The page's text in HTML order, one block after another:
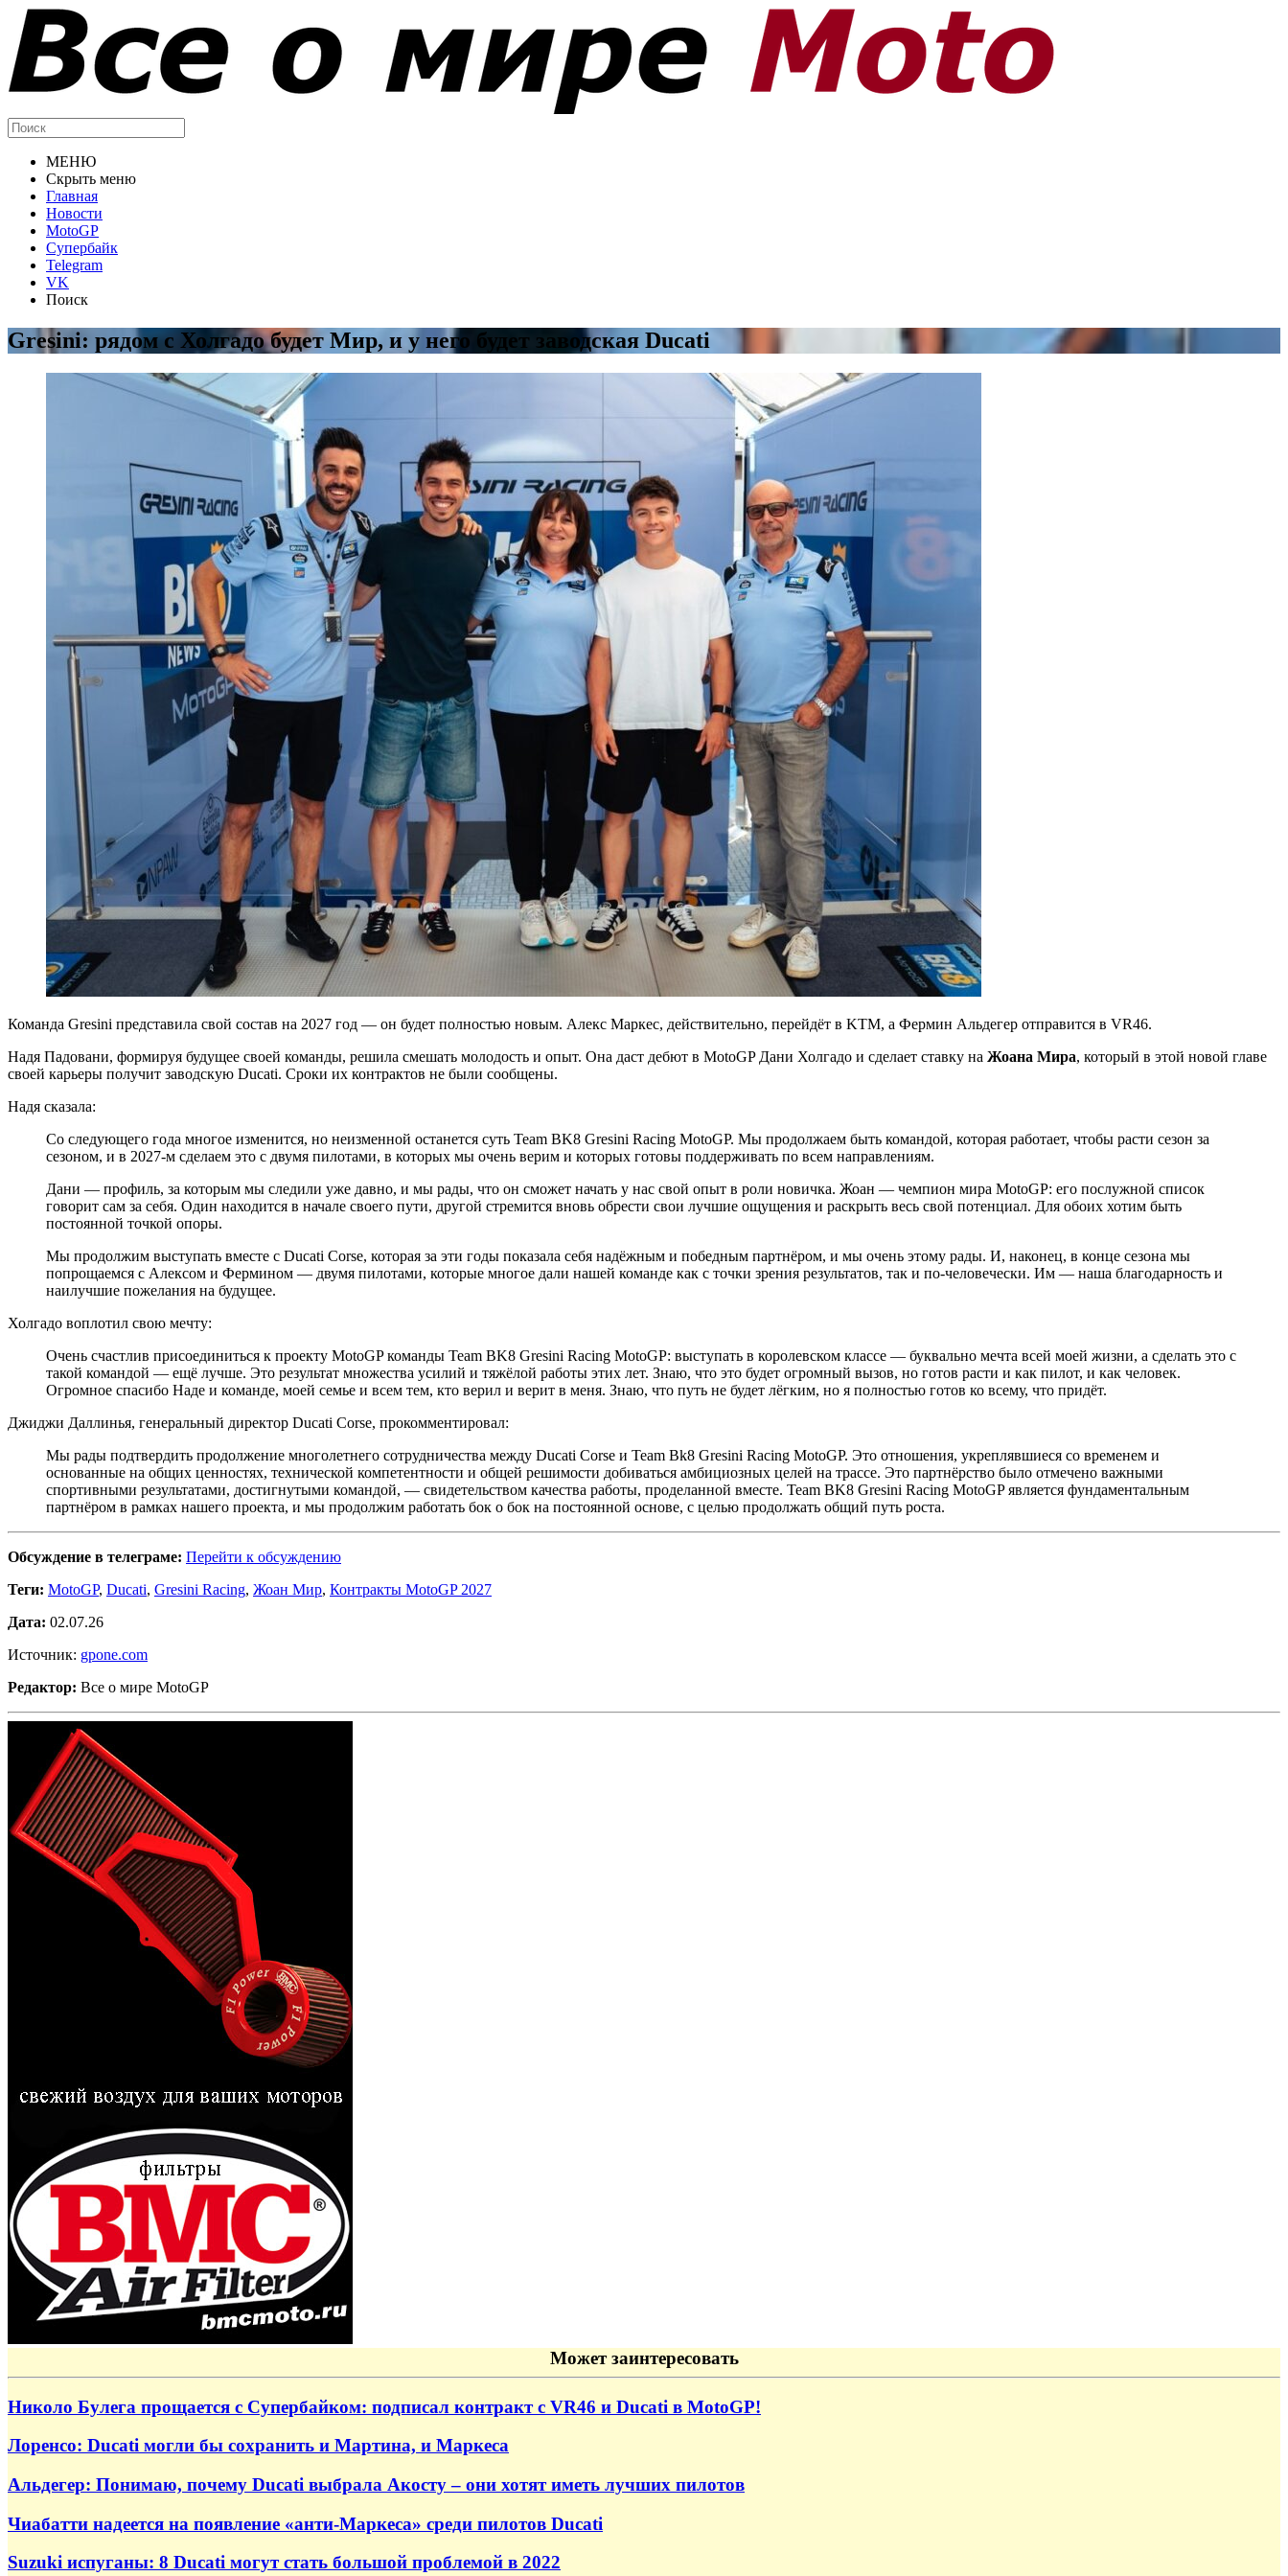
МЕНЮ
Скрыть меню
Главная
Новости
MotoGP
Супербайк
Telegram
VK
Поиск
Gresini: рядом с Холгадо будет Мир, и у него будет заводская Ducati
Команда Gresini представила свой состав на 2027 год — он будет полностью новым. Алекс Маркес, действительно, перейдёт в KTM, а Фермин Альдегер отправится в VR46.
Надя Падовани, формируя будущее своей команды, решила смешать молодость и опыт. Она даст дебют в MotoGP Дани Холгадо и сделает ставку на Жоана Мира, который в этой новой главе
своей карьеры получит заводскую Ducati. Сроки их контрактов не были сообщены.
Надя сказала:
Со следующего года многое изменится, но неизменной останется суть Team BK8 Gresini Racing MotoGP. Мы продолжаем быть командой, которая работает, чтобы расти сезон за
сезоном, и в 2027-м сделаем это с двумя пилотами, в которых мы очень верим и которых готовы поддерживать по всем направлениям.
Дани — профиль, за которым мы следили уже давно, и мы рады, что он сможет начать у нас свой опыт в роли новичка. Жоан — чемпион мира MotoGP: его послужной список
говорит сам за себя. Один находится в начале своего пути, другой стремится вновь обрести свои лучшие ощущения и раскрыть весь свой потенциал. Для обоих хотим быть
постоянной точкой опоры.
Мы продолжим выступать вместе с Ducati Corse, которая за эти годы показала себя надёжным и победным партнёром, и мы очень этому рады. И, наконец, в конце сезона мы
попрощаемся с Алексом и Фермином — двумя пилотами, которые многое дали нашей команде как с точки зрения результатов, так и по-человечески. Им — наша благодарность и
наилучшие пожелания на будущее.
Холгадо воплотил свою мечту:
Очень счастлив присоединиться к проекту MotoGP команды Team BK8 Gresini Racing MotoGP: выступать в королевском классе — буквально мечта всей моей жизни, а сделать это с
такой командой — ещё лучше. Это результат множества усилий и тяжёлой работы этих лет. Знаю, что это будет огромный вызов, но готов расти и как пилот, и как человек.
Огромное спасибо Наде и команде, моей семье и всем тем, кто верил и верит в меня. Знаю, что путь не будет лёгким, но я полностью готов ко всему, что придёт.
Джиджи Даллинья, генеральный директор Ducati Corse, прокомментировал:
Мы рады подтвердить продолжение многолетнего сотрудничества между Ducati Corse и Team Bk8 Gresini Racing MotoGP. Это отношения, укреплявшиеся со временем и
основанные на общих ценностях, технической компетентности и общей решимости добиваться амбициозных целей на трассе. Это партнёрство было отмечено важными
спортивными результатами, достигнутыми командой, — свидетельством качества работы, проделанной вместе. Team BK8 Gresini Racing MotoGP является фундаментальным
партнёром в рамках нашего проекта, и мы продолжим работать бок о бок на постоянной основе, с целью продолжать общий путь роста.
Обсуждение в телеграме: Перейти к обсуждению
Теги: MotoGP, Ducati, Gresini Racing, Жоан Мир, Контракты MotoGP 2027
Дата: 02.07.26
Источник: gpone.com
Редактор: Все о мире MotoGP
Может заинтересовать
Николо Булега прощается с Супербайком: подписал контракт с VR46 и Ducati в MotoGP!
Лоренсо: Ducati могли бы сохранить и Мартина, и Маркеса
Альдегер: Понимаю, почему Ducati выбрала Акосту – они хотят иметь лучших пилотов
Чиабатти надеется на появление «анти-Маркеса» среди пилотов Ducati
Suzuki испуганы: 8 Ducati могут стать большой проблемой в 2022